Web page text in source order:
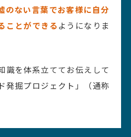
のない言葉でお客様に自分
ことができる ようになりま
識を体系立ててお伝えして
発掘プロジェクト」（通称